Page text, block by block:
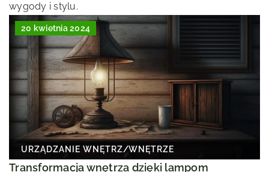
wygody i stylu.
20 kwietnia 2024
URZĄDZANIE WNĘTRZ/WNĘTRZE
Transformacja wnętrza dzięki lampom